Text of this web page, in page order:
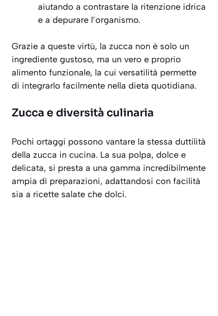
aiutando a contrastare la ritenzione idrica
e a depurare l’organismo.
Grazie a queste virtù, la zucca non è solo un
ingrediente gustoso, ma un vero e proprio
alimento funzionale, la cui versatilità permette
di integrarlo facilmente nella dieta quotidiana.
Zucca e diversità culinaria
Pochi ortaggi possono vantare la stessa duttilità
della zucca in cucina. La sua polpa, dolce e
delicata, si presta a una gamma incredibilmente
ampia di preparazioni, adattandosi con facilità
sia a ricette salate che dolci.